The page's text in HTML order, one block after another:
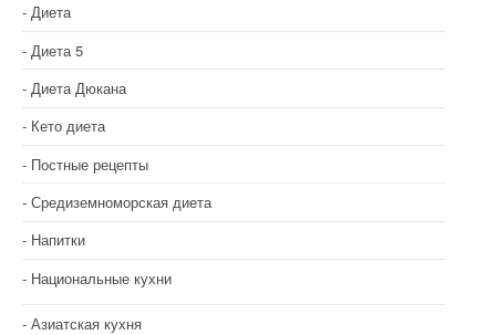
Диета
Диета 5
Диета Дюкана
Кето диета
Постные рецепты
Средиземноморская диета
Напитки
Национальные кухни
Азиатская кухня